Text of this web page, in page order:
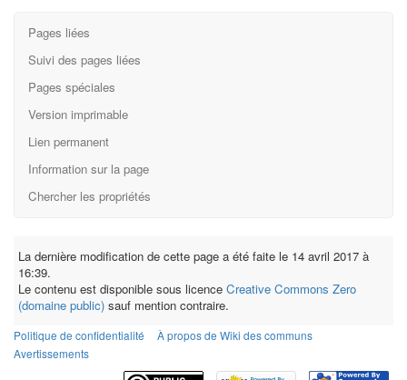
Pages liées
Suivi des pages liées
Pages spéciales
Version imprimable
Lien permanent
Information sur la page
Chercher les propriétés
La dernière modification de cette page a été faite le 14 avril 2017 à
16:39.
Le contenu est disponible sous licence Creative Commons Zero
(domaine public) sauf mention contraire.
Politique de confidentialité
À propos de Wiki des communs
Avertissements